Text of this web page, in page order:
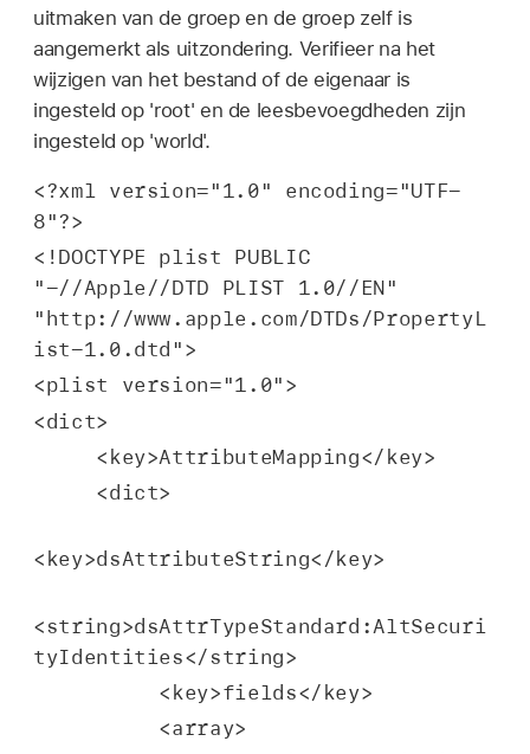
uitmaken van de groep en de groep zelf is
aangemerkt als uitzondering. Verifieer na het
wijzigen van het bestand of de eigenaar is
ingesteld op 'root' en de leesbevoegdheden zijn
ingesteld op 'world'.
<?xml version="1.0" encoding="UTF-
8"?>
<!DOCTYPE plist PUBLIC
"-//Apple//DTD PLIST 1.0//EN"
"http://www.apple.com/DTDs/PropertyL
ist-1.0.dtd">
<plist version="1.0">
<dict>
     <key>AttributeMapping</key>
     <dict>
<key>dsAttributeString</key>
<string>dsAttrTypeStandard:AltSecuri
tyIdentities</string>
          <key>fields</key>
          <array>